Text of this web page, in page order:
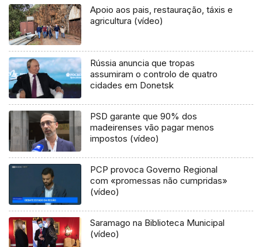
Apoio aos pais, restauração, táxis e
agricultura (vídeo)
Rússia anuncia que tropas
assumiram o controlo de quatro
cidades em Donetsk
PSD garante que 90% dos
madeirenses vão pagar menos
impostos (vídeo)
PCP provoca Governo Regional
com «promessas não cumpridas»
(vídeo)
Saramago na Biblioteca Municipal
(vídeo)